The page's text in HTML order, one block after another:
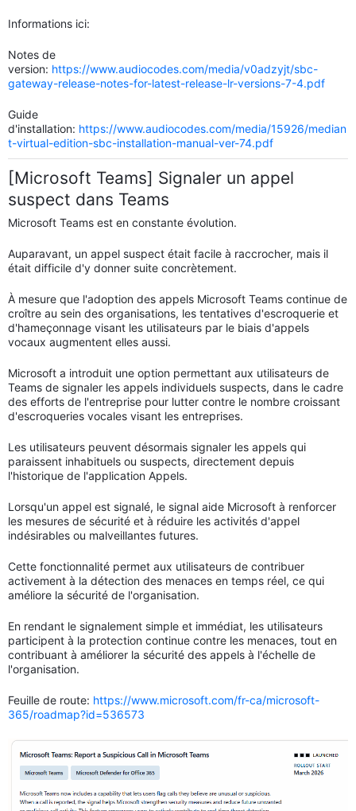
Informations ici:
Notes de
version: https://www.audiocodes.com/media/v0adzyjt/sbc-
gateway-release-notes-for-latest-release-lr-versions-7-4.pdf
Guide
d'installation: https://www.audiocodes.com/media/15926/median
t-virtual-edition-sbc-installation-manual-ver-74.pdf
[Microsoft Teams] Signaler un appel
suspect dans Teams
Microsoft Teams est en constante évolution.
Auparavant, un appel suspect était facile à raccrocher, mais il
était difficile d'y donner suite concrètement.
À mesure que l'adoption des appels Microsoft Teams continue de
croître au sein des organisations, les tentatives d'escroquerie et
d'hameçonnage visant les utilisateurs par le biais d'appels
vocaux augmentent elles aussi.
Microsoft a introduit une option permettant aux utilisateurs de
Teams de signaler les appels individuels suspects, dans le cadre
des efforts de l'entreprise pour lutter contre le nombre croissant
d'escroqueries vocales visant les entreprises.
Les utilisateurs peuvent désormais signaler les appels qui
paraissent inhabituels ou suspects, directement depuis
l'historique de l'application Appels.
Lorsqu'un appel est signalé, le signal aide Microsoft à renforcer
les mesures de sécurité et à réduire les activités d'appel
indésirables ou malveillantes futures.
Cette fonctionnalité permet aux utilisateurs de contribuer
activement à la détection des menaces en temps réel, ce qui
améliore la sécurité de l'organisation.
En rendant le signalement simple et immédiat, les utilisateurs
participent à la protection continue contre les menaces, tout en
contribuant à améliorer la sécurité des appels à l'échelle de
l'organisation.
Feuille de route: https://www.microsoft.com/fr-ca/microsoft-
365/roadmap?id=536573